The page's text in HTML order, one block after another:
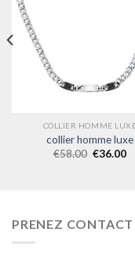
COLLIER HOMME
collier homme luxe
€58.00 €36.00
PRENEZ